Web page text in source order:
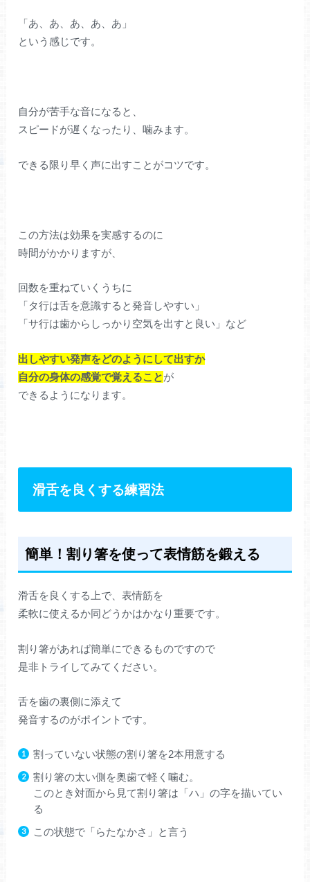
「あ、あ、あ、あ、あ」
という感じです。
自分が苦手な音になると、
スピードが遅くなったり、噛みます。
できる限り早く声に出すことがコツです。
この方法は効果を実感するのに
時間がかかりますが、
回数を重ねていくうちに
「タ行は舌を意識すると発音しやすい」
「サ行は歯からしっかり空気を出すと良い」など
出しやすい発声をどのようにして出すか
自分の身体の感覚で覚えることが
できるようになります。
滑舌を良くする練習法
簡単！割り箸を使って表情筋を鍛える
滑舌を良くする上で、表情筋を
柔軟に使えるか同どうかはかなり重要です。
割り箸があれば簡単にできるものですので
是非トライしてみてください。
舌を歯の裏側に添えて
発音するのがポイントです。
割っていない状態の割り箸を2本用意する
割り箸の太い側を奥歯で軽く噛む。
このとき対面から見て割り箸は「ハ」の字を描いてい
る
この状態で「らたなかさ」と言う